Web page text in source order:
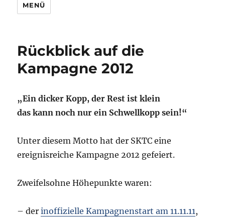
MENÜ
Rückblick auf die
Kampagne 2012
„Ein dicker Kopp, der Rest ist klein
das kann noch nur ein Schwellkopp sein!“
Unter diesem Motto hat der SKTC eine
ereignisreiche Kampagne 2012 gefeiert.
Zweifelsohne Höhepunkte waren:
– derinoffizielle Kampagnenstart am 11.11.11,